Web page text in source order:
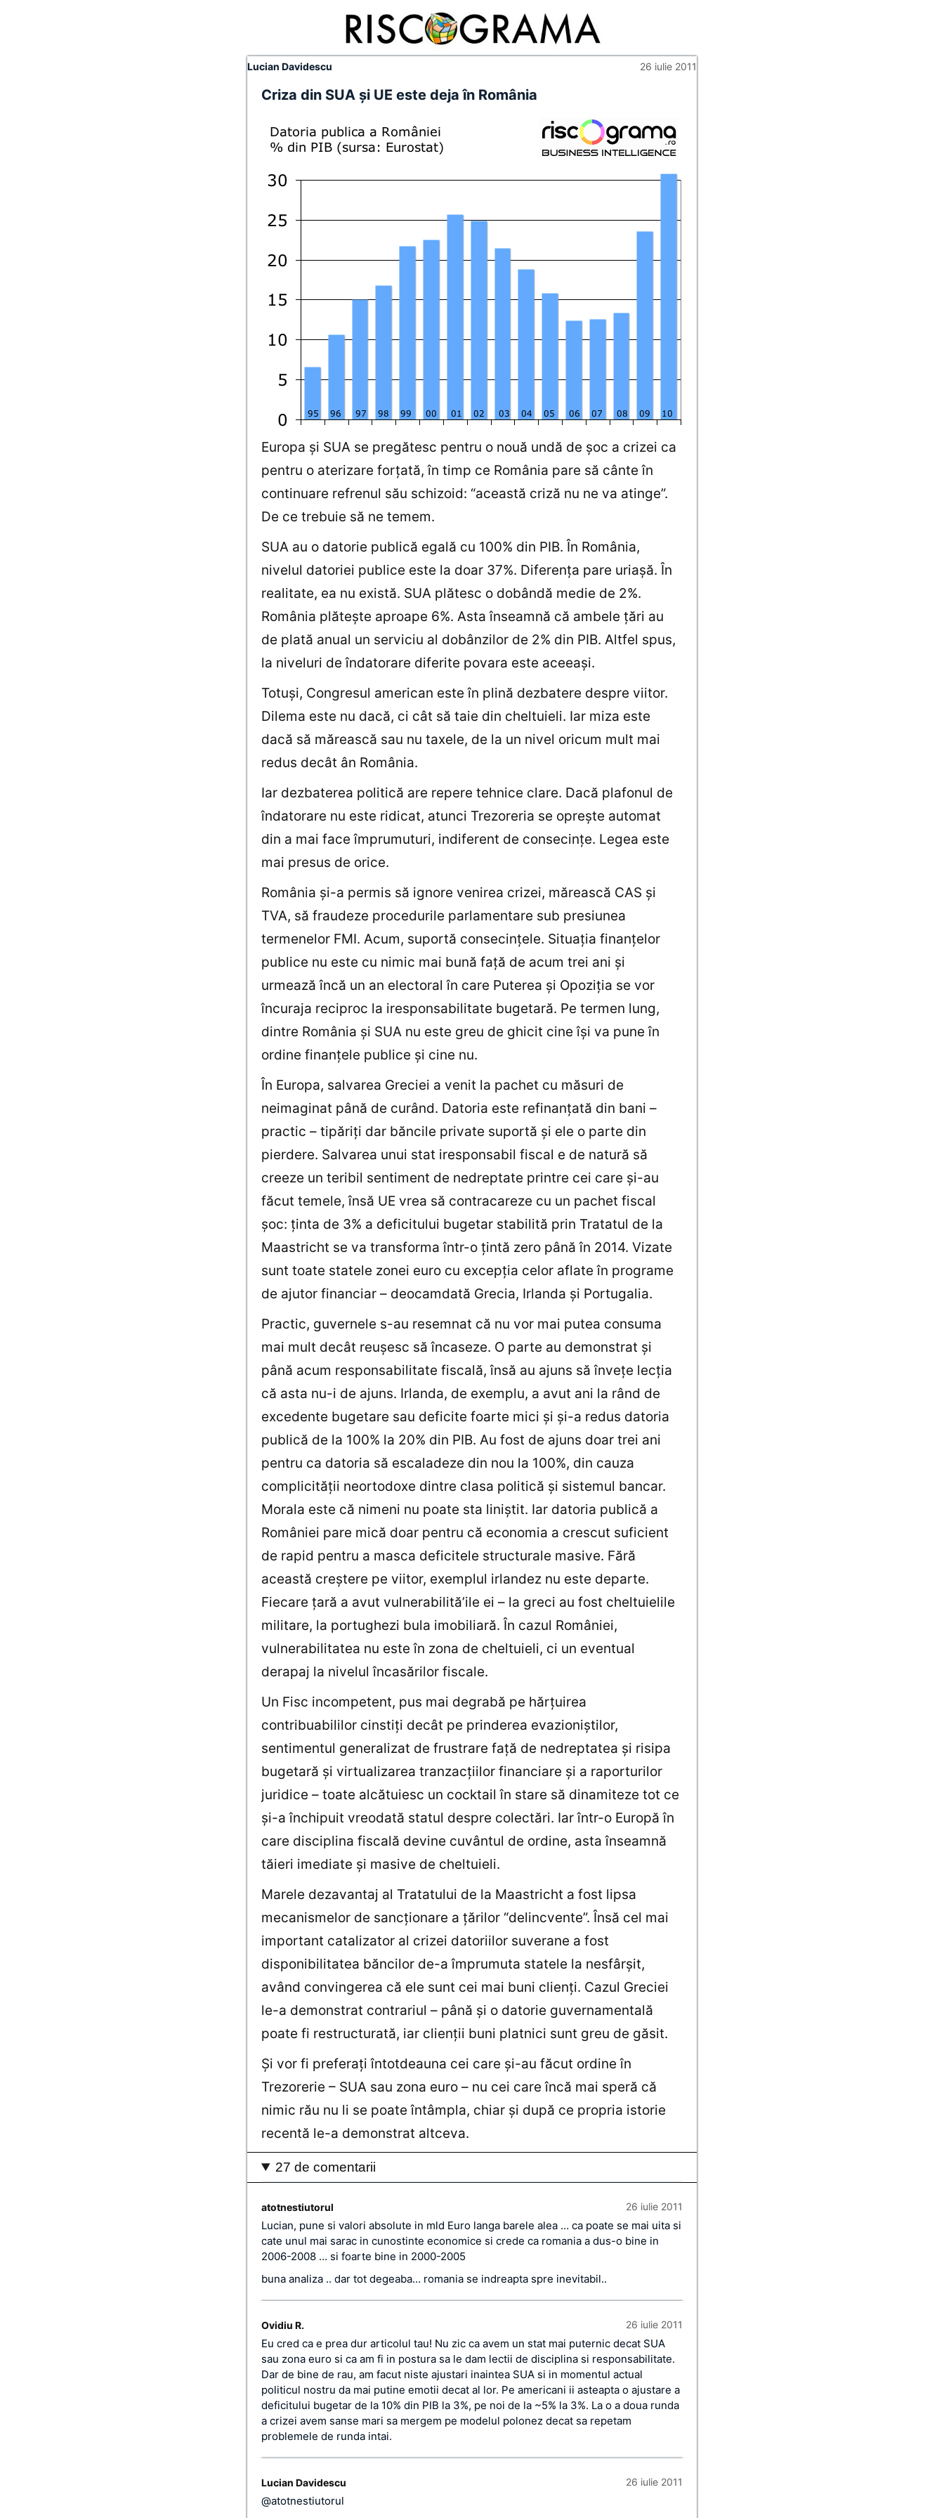
Lucian Davidescu 26 iulie 2011
Criza din SUA şi UE este deja în România
Europa şi SUA se pregătesc pentru o nouă undă de şoc a crizei ca
pentru o aterizare forţată, în timp ce România pare să cânte în
continuare refrenul său schizoid: “această criză nu ne va atinge”.
De ce trebuie să ne temem.
SUA au o datorie publică egală cu 100% din PIB. În România,
nivelul datoriei publice este la doar 37%. Diferenţa pare uriaşă. În
realitate, ea nu există. SUA plătesc o dobândă medie de 2%.
România plăteşte aproape 6%. Asta înseamnă că ambele ţări au
de plată anual un serviciu al dobânzilor de 2% din PIB. Altfel spus,
la niveluri de îndatorare diferite povara este aceeaşi.
Totuşi, Congresul american este în plină dezbatere despre viitor.
Dilema este nu dacă, ci cât să taie din cheltuieli. Iar miza este
dacă să mărească sau nu taxele, de la un nivel oricum mult mai
redus decât ân România.
Iar dezbaterea politică are repere tehnice clare. Dacă plafonul de
îndatorare nu este ridicat, atunci Trezoreria se opreşte automat
din a mai face împrumuturi, indiferent de consecinţe. Legea este
mai presus de orice.
România şi-a permis să ignore venirea crizei, mărească CAS şi
TVA, să fraudeze procedurile parlamentare sub presiunea
termenelor FMI. Acum, suportă consecinţele. Situaţia finanţelor
publice nu este cu nimic mai bună faţă de acum trei ani şi
urmează încă un an electoral în care Puterea şi Opoziţia se vor
încuraja reciproc la iresponsabilitate bugetară. Pe termen lung,
dintre România şi SUA nu este greu de ghicit cine îşi va pune în
ordine finanţele publice şi cine nu.
În Europa, salvarea Greciei a venit la pachet cu măsuri de
neimaginat până de curând. Datoria este refinanţată din bani –
practic – tipăriţi dar băncile private suportă şi ele o parte din
pierdere. Salvarea unui stat iresponsabil fiscal e de natură să
creeze un teribil sentiment de nedreptate printre cei care şi-au
făcut temele, însă UE vrea să contracareze cu un pachet fiscal
şoc: ţinta de 3% a deficitului bugetar stabilită prin Tratatul de la
Maastricht se va transforma într-o ţintă zero până în 2014. Vizate
sunt toate statele zonei euro cu excepţia celor aflate în programe
de ajutor financiar – deocamdată Grecia, Irlanda şi Portugalia.
Practic, guvernele s-au resemnat că nu vor mai putea consuma
mai mult decât reuşesc să încaseze. O parte au demonstrat şi
până acum responsabilitate fiscală, însă au ajuns să înveţe lecţia
că asta nu-i de ajuns. Irlanda, de exemplu, a avut ani la rând de
excedente bugetare sau deficite foarte mici şi şi-a redus datoria
publică de la 100% la 20% din PIB. Au fost de ajuns doar trei ani
pentru ca datoria să escaladeze din nou la 100%, din cauza
complicităţii neortodoxe dintre clasa politică şi sistemul bancar.
Morala este că nimeni nu poate sta liniştit. Iar datoria publică a
României pare mică doar pentru că economia a crescut suficient
de rapid pentru a masca deficitele structurale masive. Fără
această creştere pe viitor, exemplul irlandez nu este departe.
Fiecare ţară a avut vulnerabilită’ile ei – la greci au fost cheltuielile
militare, la portughezi bula imobiliară. În cazul României,
vulnerabilitatea nu este în zona de cheltuieli, ci un eventual
derapaj la nivelul încasărilor fiscale.
Un Fisc incompetent, pus mai degrabă pe hărţuirea
contribuabililor cinstiţi decât pe prinderea evazioniştilor,
sentimentul generalizat de frustrare faţă de nedreptatea şi risipa
bugetară şi virtualizarea tranzacţiilor financiare şi a raporturilor
juridice – toate alcătuiesc un cocktail în stare să dinamiteze tot ce
şi-a închipuit vreodată statul despre colectări. Iar într-o Europă în
care disciplina fiscală devine cuvântul de ordine, asta înseamnă
tăieri imediate şi masive de cheltuieli.
Marele dezavantaj al Tratatului de la Maastricht a fost lipsa
mecanismelor de sancţionare a ţărilor “delincvente”. Însă cel mai
important catalizator al crizei datoriilor suverane a fost
disponibilitatea băncilor de-a împrumuta statele la nesfârşit,
având convingerea că ele sunt cei mai buni clienţi. Cazul Greciei
le-a demonstrat contrariul – până şi o datorie guvernamentală
poate fi restructurată, iar clienţii buni platnici sunt greu de găsit.
Şi vor fi preferaţi întotdeauna cei care şi-au făcut ordine în
Trezorerie – SUA sau zona euro – nu cei care încă mai speră că
nimic rău nu li se poate întâmpla, chiar şi după ce propria istorie
recentă le-a demonstrat altceva.
27 de comentarii
atotnestiutorul 26 iulie 2011
Lucian, pune si valori absolute in mld Euro langa barele alea … ca poate se mai uita si
cate unul mai sarac in cunostinte economice si crede ca romania a dus-o bine in
2006-2008 … si foarte bine in 2000-2005
buna analiza .. dar tot degeaba… romania se indreapta spre inevitabil..
Ovidiu R. 26 iulie 2011
Eu cred ca e prea dur articolul tau! Nu zic ca avem un stat mai puternic decat SUA
sau zona euro si ca am fi in postura sa le dam lectii de disciplina si responsabilitate.
Dar de bine de rau, am facut niste ajustari inaintea SUA si in momentul actual
politicul nostru da mai putine emotii decat al lor. Pe americani ii asteapta o ajustare a
deficitului bugetar de la 10% din PIB la 3%, pe noi de la ~5% la 3%. La o a doua runda
a crizei avem sanse mari sa mergem pe modelul polonez decat sa repetam
problemele de runda intai.
Lucian Davidescu 26 iulie 2011
@atotnestiutorul